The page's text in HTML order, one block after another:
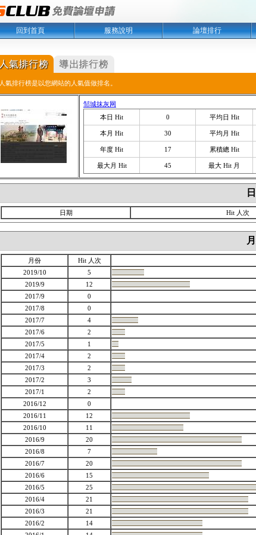
回到首頁 服務說明 論壇排行
人氣排行榜是以您網站的人氣值做排名。
邹城抹灰网
本日 Hit
0 平均日 Hit
本月 Hit 30 平均月 Hit
年度 Hit 17 累積總 Hit
最大月 Hit 45 最大 Hit 月
日期 Hit 人次
月份 Hit 人次
2019/10
5
2019/9
12
2017/9
0
2017/8
0
2017/7
4
2017/6
2
2017/5
1
2017/4
2
2017/3
2
2017/2
3
2017/1
2
2016/12
0
2016/11
12
2016/10
11
2016/9
20
2016/8
7
2016/7
20
2016/6
15
2016/5
25
2016/4
21
2016/3
21
2016/2
14